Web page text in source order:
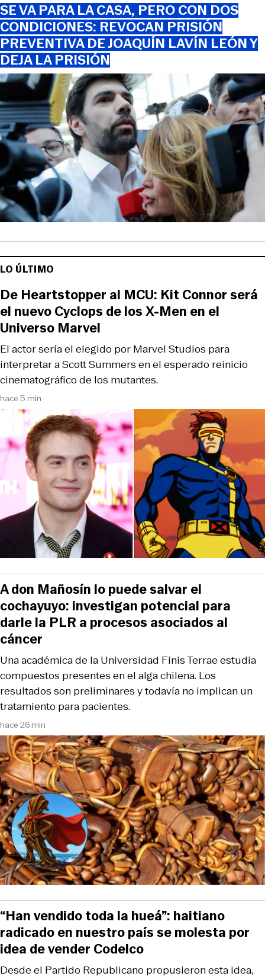
SE VA PARA LA CASA, PERO CON DOS
CONDICIONES: REVOCAN PRISIÓN
PREVENTIVA DE JOAQUÍN LAVÍN LEÓN Y
DEJA LA PRISIÓN
LO ÚLTIMO
hace 5 min
El actor sería el elegido por Marvel Studios para
interpretar a Scott Summers en el esperado reinicio
cinematográfico de los mutantes.
De Heartstopper al MCU: Kit Connor será
el nuevo Cyclops de los X-Men en el
Universo Marvel
hace 26 min
Una académica de la Universidad Finis Terrae estudia
compuestos presentes en el alga chilena. Los
resultados son preliminares y todavía no implican un
tratamiento para pacientes.
A don Mañosín lo puede salvar el
cochayuyo: investigan potencial para
darle la PLR a procesos asociados al
cáncer
Desde el Partido Republicano propusieron esta idea,
“Han vendido toda la hueá”: haitiano
radicado en nuestro país se molesta por
idea de vender Codelco